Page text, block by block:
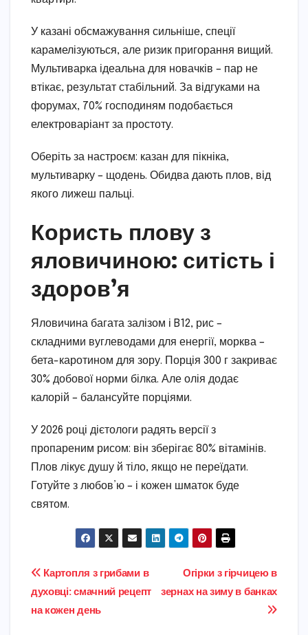
У казані обсмажування сильніше, спеції
карамелізуються, але ризик пригорання вищий.
Мультиварка ідеальна для новачків – пар не
втікає, результат стабільний. За відгуками на
форумах, 70% господиням подобається
електроваріант за простоту.
Оберіть за настроєм: казан для пікніка,
мультиварку – щодень. Обидва дають плов, від
якого лижеш пальці.
Користь плову з
яловичиною: ситість і
здоров’я
Яловичина багата залізом і B12, рис –
складними вуглеводами для енергії, морква –
бета-каротином для зору. Порція 300 г закриває
30% добової норми білка. Але олія додає
калорій – балансуйте порціями.
У 2026 році дієтологи радять версії з
пропареним рисом: він зберігає 80% вітамінів.
Плов лікує душу й тіло, якщо не переїдати.
Готуйте з любов’ю – і кожен шматок буде
святом.
Навігація
записів
Огірки з гірчицею в
зернах на зиму в банках
Картопля з грибами в
духовці: смачний рецепт
на кожен день